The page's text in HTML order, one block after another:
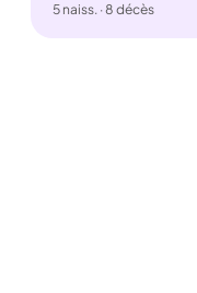
5 naiss. · 8 décès